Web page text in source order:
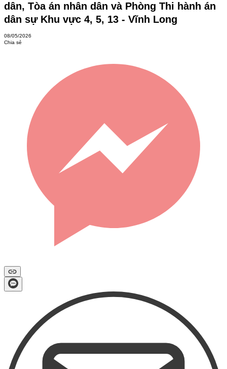
dân, Tòa án nhân dân và Phòng Thi hành án
dân sự Khu vực 4, 5, 13 - Vĩnh Long
08/05/2026
Chia sẻ